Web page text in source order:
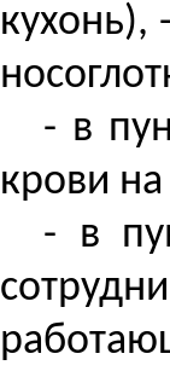
кухонь),
- в
крови
- в